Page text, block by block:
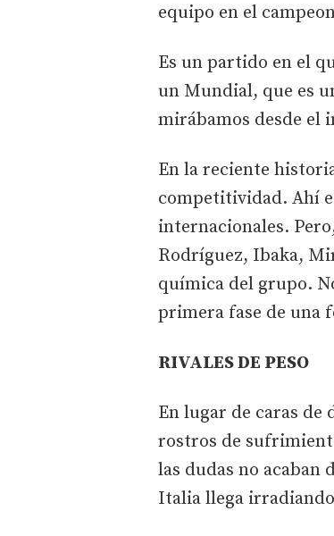
equipo en el
Es un partido en el
un Mundial, que es
mirábamos desde el
En la reciente
competitividad. Ahí
internacionales.
Rodríguez, Ibaka,
química del grupo.
primera fase de una
RIVALES DE PESO
En lugar de caras de
rostros de
las dudas no acaban
Italia llega